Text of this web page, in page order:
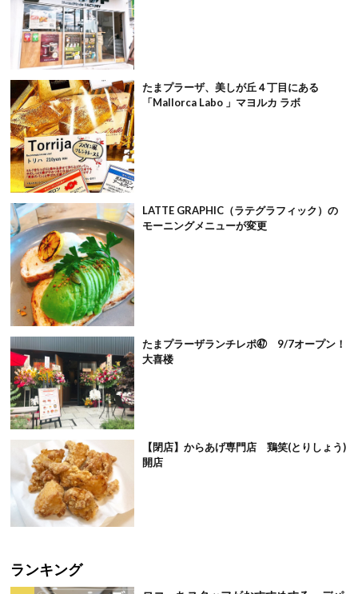
たまプラーザ、美しが丘４丁目にある
「Mallorca Labo 」マヨルカ ラボ
LATTE GRAPHIC（ラテグラフィック）の
モーニングメニューが変更
たまプラーザランチレポ㊼ 9/7オープン！
大喜楼
【閉店】からあげ専門店 鶏笑(とりしょう)
開店
ランキング